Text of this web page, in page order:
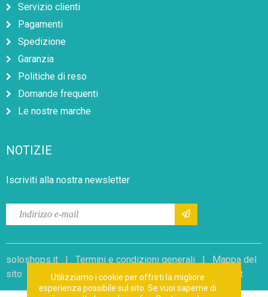
Servizio clienti
Pagamenti
Spedizione
Garanzia
Politiche di reso
Domande frequenti
Le nostre marche
NOTIZIE
Iscriviti alla nostra newsletter
soloshops.it | Termini e condizioni generali | Mappa del
sito
Dichiarazione sulla privacy| Sito web di: Dorst
Utilizziamo i cookie per offrirti la migliore
esperienza possibile sul sito. Se vuoi saperne di